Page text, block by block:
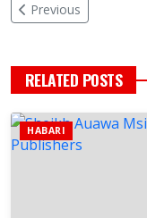
Previous
RELATED POSTS
HABARI